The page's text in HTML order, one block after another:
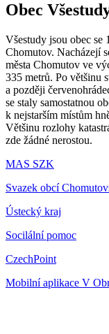
Obec
Všestudy jsou obec se
Chomutov. Nacházejí
města Chomutov ve
335 metrů. Po většinu
a později
se staly samostatnou
k nejstarším místům
Většinu rozlohy
zde žádné nerostou.
MAS SZK
Svazek obcí
Ústecký kraj
Socilální pomoc
CzechPoint
Mobilní aplikace V